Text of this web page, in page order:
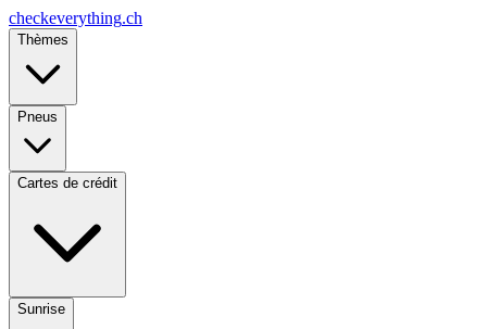
checkeverything.ch
Thèmes
Pneus
Cartes de crédit
Sunrise